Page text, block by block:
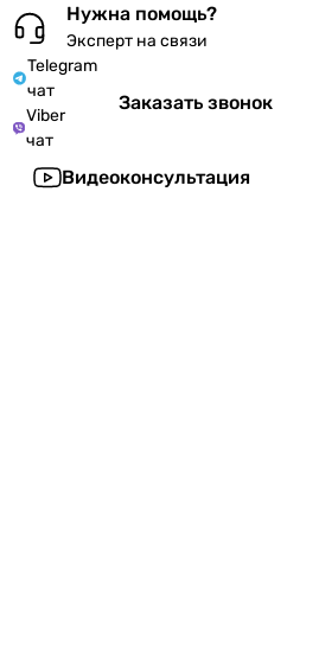
Нужна помощь?
Эксперт на связи
Telegram
чат
Viber
чат
Заказать звонок
Видеоконсультация